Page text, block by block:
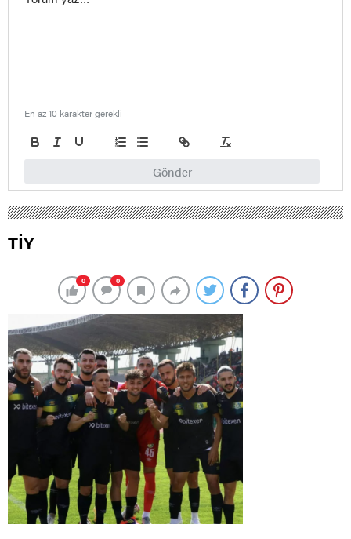
Gönder
En az 10 karakter gerekli
TİY
0 0